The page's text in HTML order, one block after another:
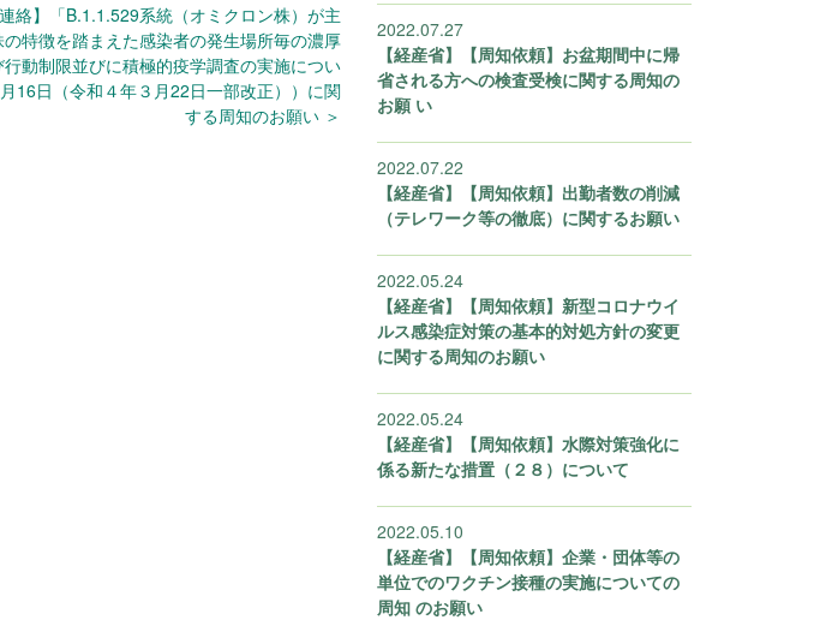
絡】「B.1.1.529系統（オミクロン株）が主
特徴を踏まえた感染者の発生場所毎の濃厚
動制限並びに積極的疫学調査の実施につい
16日（令和４年３月22日一部改正））に関
する周知のお願い ＞
2022.07.27
【経産省】【周知依頼】お盆期間中に帰
省される方への検査受検に関する周知の
お願 い
2022.07.22
【経産省】【周知依頼】出勤者数の削減
（テレワーク等の徹底）に関するお願い
2022.05.24
【経産省】【周知依頼】新型コロナウイ
ルス感染症対策の基本的対処方針の変更
に関する周知のお願い
2022.05.24
【経産省】【周知依頼】水際対策強化に
係る新たな措置（２８）について
2022.05.10
【経産省】【周知依頼】企業・団体等の
単位でのワクチン接種の実施についての
周知 のお願い